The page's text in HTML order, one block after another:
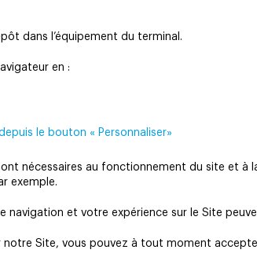
dans l’équipement du terminal.
en :
le bouton « Personnaliser»
nécessaires au fonctionnement du site et à
exemple.
et votre expérience sur le Site
Site, vous pouvez à tout moment